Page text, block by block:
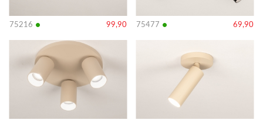
75216 • 99,90 75477 • 69,90